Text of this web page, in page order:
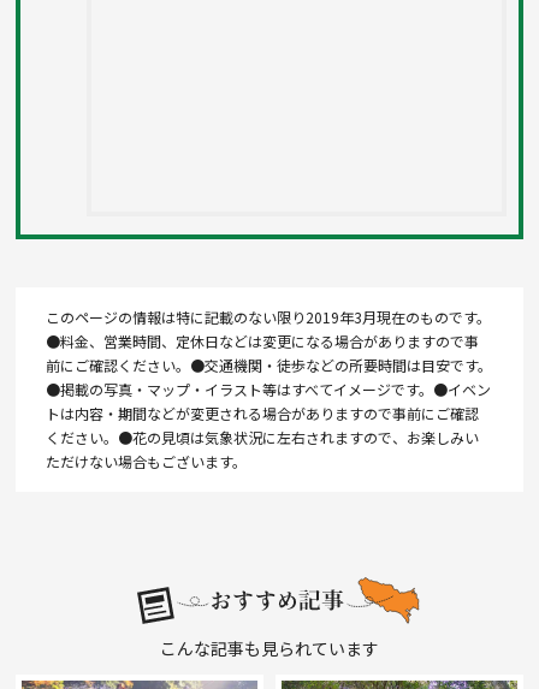
このページの情報は特に記載のない限り2019年3月現在のものです。
●料金、営業時間、定休日などは変更になる場合がありますので事
前にご確認ください。●交通機関・徒歩などの所要時間は目安です。
●掲載の写真・マップ・イラスト等はすべてイメージです。●イベン
トは内容・期間などが変更される場合がありますので事前にご確認
ください。●花の見頃は気象状況に左右されますので、お楽しみい
ただけない場合もございます。
こんな記事も見られています